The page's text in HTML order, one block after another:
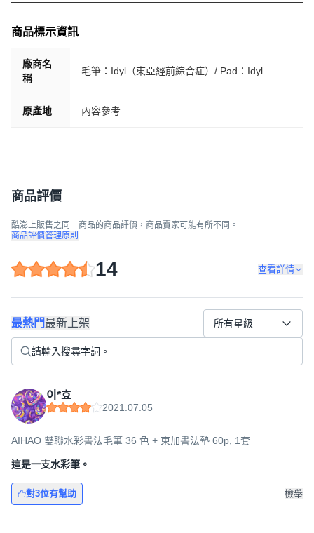
商品標示資訊
廠商名
稱
毛筆：Idyl（東亞經前綜合症）/ Pad：Idyl
原產地 內容參考
商品評價
酷澎上販售之同一商品的商品評價，商品賣家可能有所不同。
商品評價管理原則
14 查看詳情
最熱門最新上架 所有星級
이*효
2021.07.05
AIHAO 雙聯水彩書法毛筆 36 色 + 東加書法墊 60p, 1套
這是一支水彩筆。
對3位有幫助 檢舉